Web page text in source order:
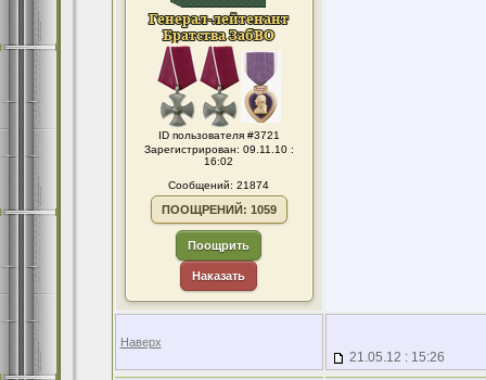
ID пользователя #3721
Зарегистрирован: 09.11.10 :
16:02
Сообщений: 21874
ПООЩРЕНИЙ: 1059
Поощрить
Наказать
Наверх
21.05.12 : 15:26